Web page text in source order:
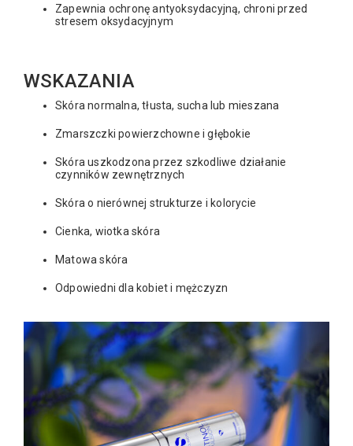
Zapewnia ochronę antyoksydacyjną, chroni przed
stresem oksydacyjnym
WSKAZANIA
Skóra normalna, tłusta, sucha lub mieszana
Zmarszczki powierzchowne i głębokie
Skóra uszkodzona przez szkodliwe działanie
czynników zewnętrznych
Skóra o nierównej strukturze i kolorycie
Cienka, wiotka skóra
Matowa skóra
Odpowiedni dla kobiet i mężczyzn